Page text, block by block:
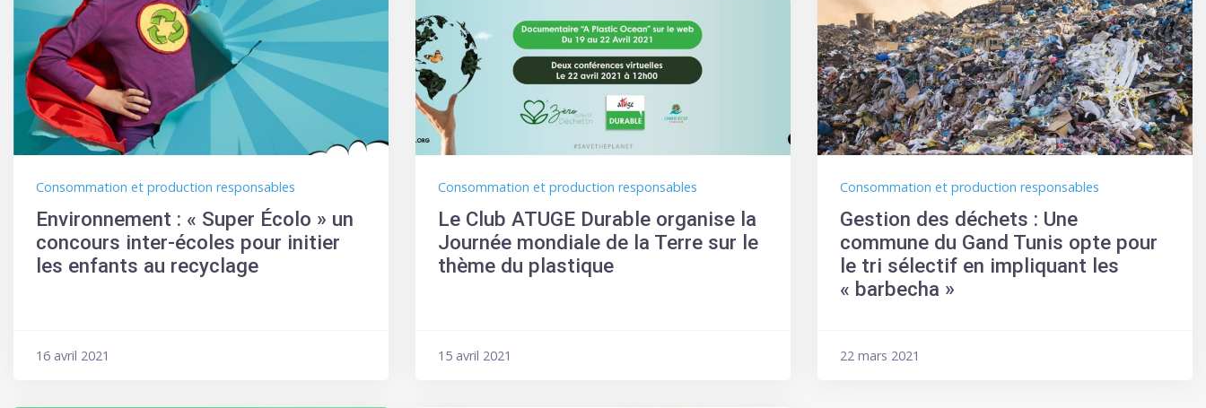
Environnement : « Super Écolo » un
concours inter-écoles pour initier
les enfants au recyclage
Consommation et production responsables
16 avril 2021
Le Club ATUGE Durable organise la
Journée mondiale de la Terre sur le
thème du plastique
Consommation et production responsables
15 avril 2021
Gestion des déchets : Une
commune du Gand Tunis opte pour
le tri sélectif en impliquant les
« barbecha »
Consommation et production responsables
22 mars 2021